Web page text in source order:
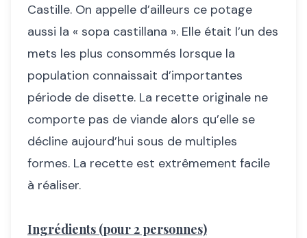
Castille. On appelle d’ailleurs ce potage
aussi la « sopa castillana ». Elle était l’un des
mets les plus consommés lorsque la
population connaissait d’importantes
période de disette. La recette originale ne
comporte pas de viande alors qu’elle se
décline aujourd’hui sous de multiples
formes. La recette est extrêmement facile
à réaliser.
Ingrédients (pour 2 personnes)